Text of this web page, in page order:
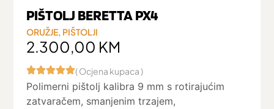
PIŠTOLJ BERETTA PX4
ORUŽJE, PIŠTOLJI
2.300,00 KM
( Ocjena kupaca )
Polimerni pištolj kalibra 9 mm s rotirajućim
zatvaračem, smanjenim trzajem,